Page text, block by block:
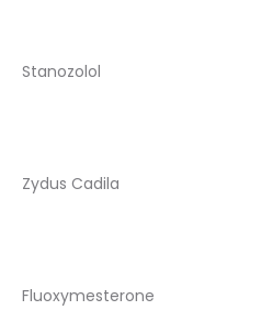
Stanozolol
Zydus Cadila
Fluoxymesterone